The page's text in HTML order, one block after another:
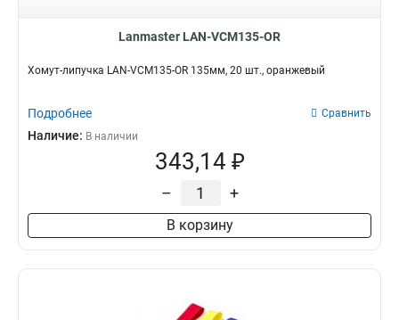
Lanmaster LAN-VCM135-OR
Хомут-липучка LAN-VCM135-OR 135мм, 20 шт., оранжевый
Подробнее Сравнить
Наличие: В наличии
343,14 ₽
– +
В корзину